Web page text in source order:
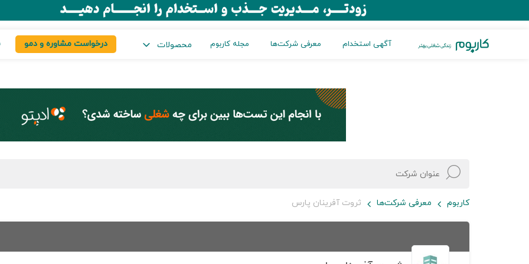
آگهی استخدام معرفی شرکت‌ها مجله کاربوم محصولات درخواست مشاوره و دمو
کاربوم معرفی شرکت‌ها ثروت آفرینان پارس